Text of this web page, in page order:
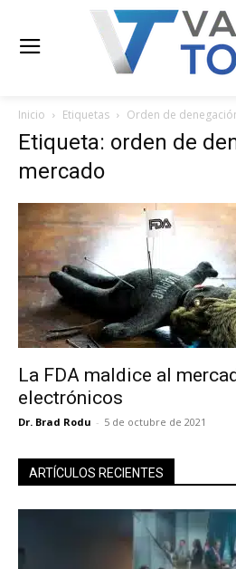
Inicio Etiquetas Orden de
Etiqueta: orden de
mercado
La FDA maldice al
electrónicos
Dr. Brad Rodu - 5 de octubre de 2021
ARTÍCULOS RECIENTES